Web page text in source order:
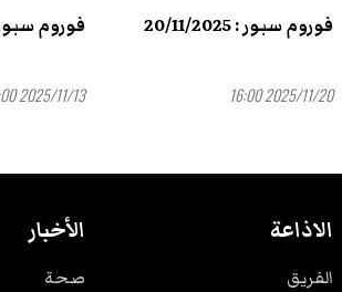
فوروم سبور : 20/11/2025
2025/11/20 16:00
فوروم سبور : 13/11/
2025/11/13 16:00
الاذاعة
الفريق
الأخبار
صحة